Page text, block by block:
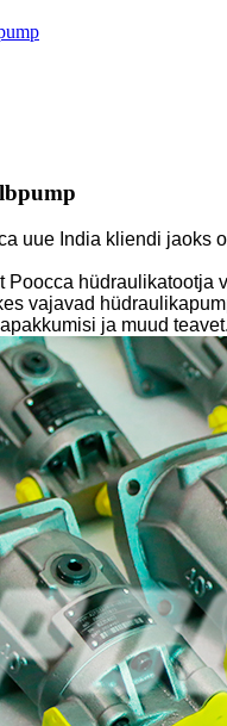
uue India kliendi jaoks
hüdraulikatootja
vajavad
ja muud teavet.